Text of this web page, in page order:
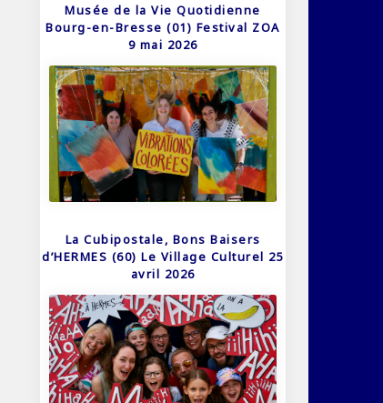
Musée de la Vie Quotidienne
Bourg-en-Bresse (01) Festival ZOA
9 mai 2026
La Cubipostale, Bons Baisers
d’HERMES (60) Le Village Culturel 25
avril 2026